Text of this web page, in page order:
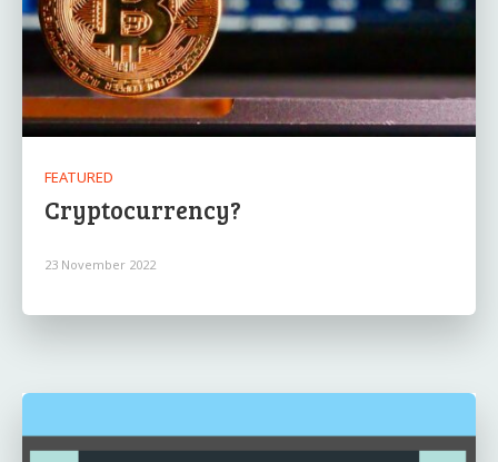
FEATURED
Cryptocurrency?
23 November 2022